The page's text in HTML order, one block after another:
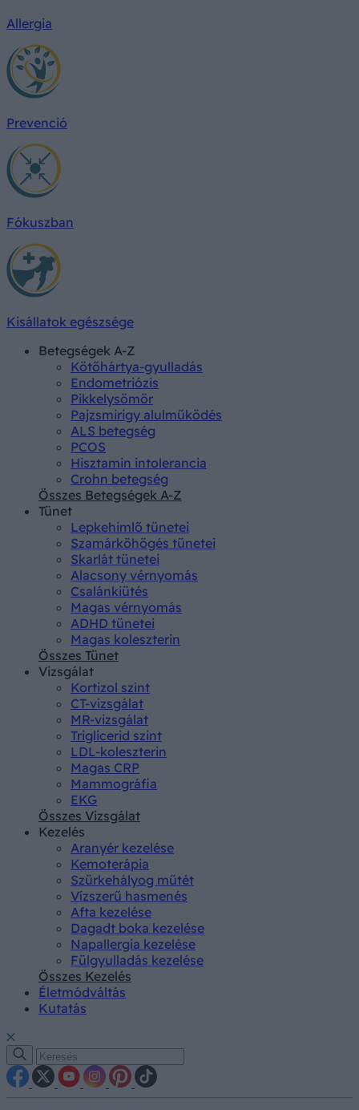
Allergia
Prevenció
Fókuszban
Kisállatok egészsége
Betegségek A-Z
Kötőhártya-gyulladás
Endometriózis
Pikkelysömör
Pajzsmirigy alulműködés
ALS betegség
PCOS
Hisztamin intolerancia
Crohn betegség
Összes Betegségek A-Z
Tünet
Lepkehimlő tünetei
Szamárköhögés tünetei
Skarlát tünetei
Alacsony vérnyomás
Csalánkiütés
Magas vérnyomás
ADHD tünetei
Magas koleszterin
Összes Tünet
Vizsgálat
Kortizol szint
CT-vizsgálat
MR-vizsgálat
Triglicerid szint
LDL-koleszterin
Magas CRP
Mammográfia
EKG
Összes Vizsgálat
Kezelés
Aranyér kezelése
Kemoterápia
Szürkehályog műtét
Vízszerű hasmenés
Afta kezelése
Dagadt boka kezelése
Napallergia kezelése
Fülgyulladás kezelése
Összes Kezelés
Életmódváltás
Kutatás